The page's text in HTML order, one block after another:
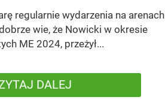
regularnie wydarzenia na arenach
wie, że Nowicki w okresie
ME 2024, przeżył...
DALEJ